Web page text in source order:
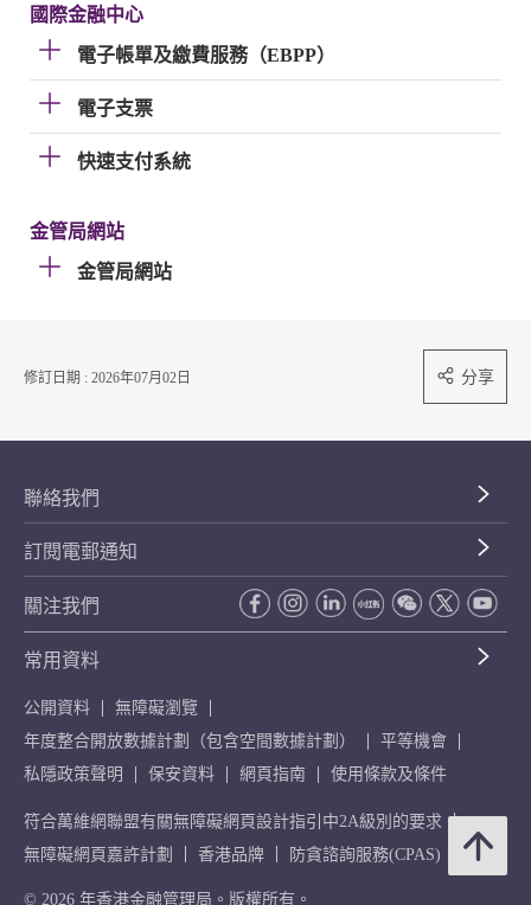
國際金融中心
電子帳單及繳費服務（EBPP）
電子支票
快速支付系統
金管局網站
金管局網站
修訂日期 : 2026年07月02日 分享
聯絡我們
訂閱電郵通知
關注我們
常用資料
公開資料
無障礙瀏覽
年度整合開放數據計劃（包含空間數據計劃）
平等機會
私隱政策聲明
保安資料 網頁指南 使用條款及條件
符合萬維網聯盟有關無障礙網頁設計指引中2A級別的要求
無障礙網頁嘉許計劃
香港品牌 防貪諮詢服務(CPAS)
© 2026 年香港金融管理局。版權所有。